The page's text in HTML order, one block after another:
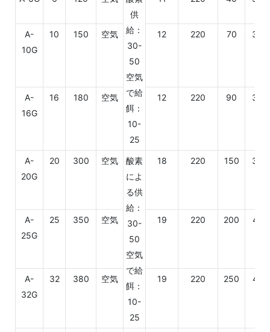
供
給：
30-
50
空気
で給
餌：
10-
25
A-
10G
10 150 空気 12 220 70
A-
16G
16 180 空気 12 220 90
A-
20G
20 300 空気
酸素
によ
る供
給：
30-
50
空気
で給
餌：
10-
25
18 220 150
A-
25G
25 350 空気 19 220 200
A-
32G
32 380 空気 19 220 250